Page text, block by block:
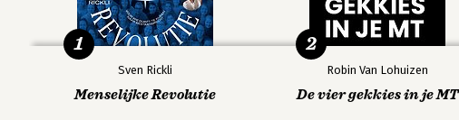
Sven Rickli
Menselijke Revolutie
1
Robin Van Lohuizen
De vier gekkies in je MT
2